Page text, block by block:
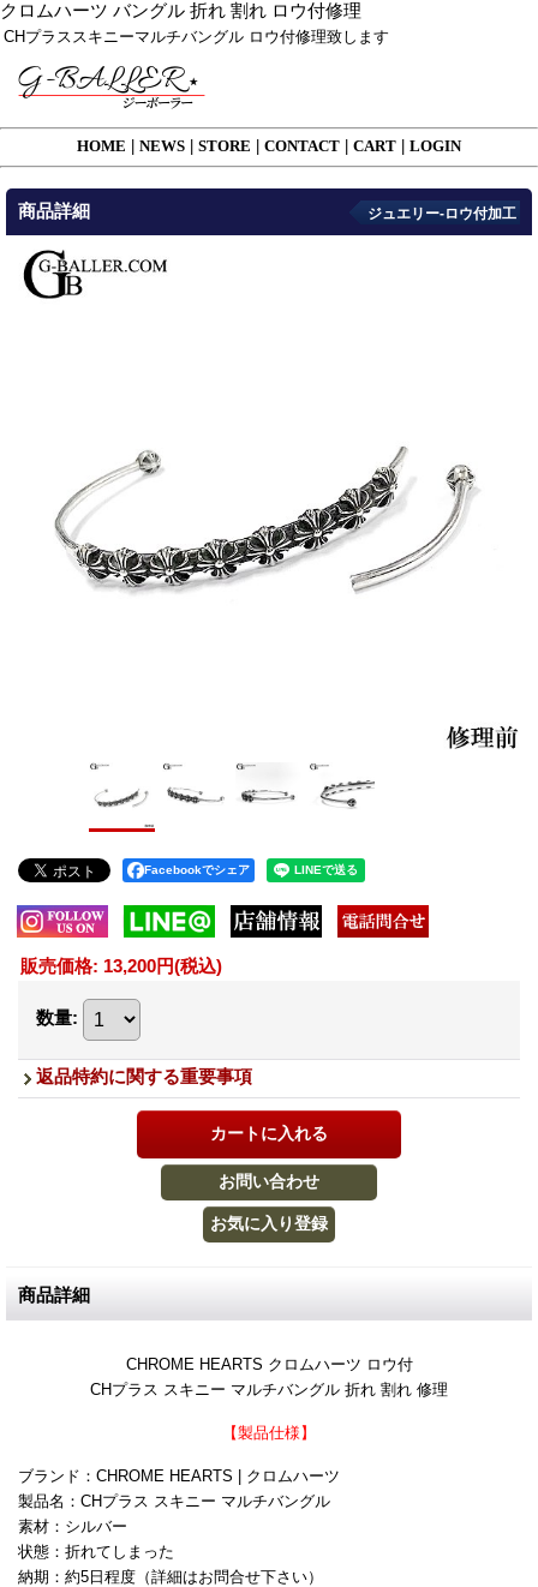
クロムハーツ バングル 折れ 割れ ロウ付修理
CHプラススキニーマルチバングル ロウ付修理致します
HOME NEWS STORE CONTACT CART LOGIN
商品詳細 ジュエリー-ロウ付加工
Facebookでシェア
販売価格: 13,200円(税込)
数量:
返品特約に関する重要事項
商品詳細
CHROME HEARTS クロムハーツ ロウ付
CHプラス スキニー マルチバングル 折れ 割れ 修理
【製品仕様】
ブランド：CHROME HEARTS | クロムハーツ
製品名：CHプラス スキニー マルチバングル
素材：シルバー
状態：折れてしまった
納期：約5日程度（詳細はお問合せ下さい）